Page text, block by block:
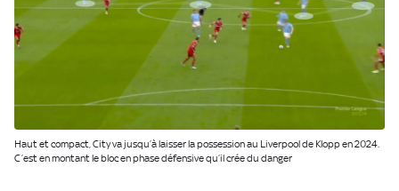
Haut et compact, City va jusqu’à laisser la possession au Liverpool de Klopp en 2024.
C’est en montant le bloc en phase défensive qu’il crée du danger